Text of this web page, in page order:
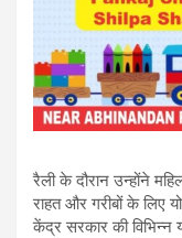
रैली के दौरान उन्होंने
राहत और गरीबों के लिए
केंद्र सरकार की